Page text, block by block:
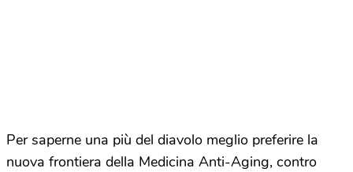
Per saperne una più del diavolo meglio preferire la
nuova frontiera della Medicina Anti-Aging, contro